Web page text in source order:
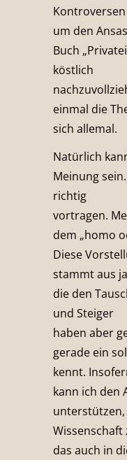
Kontroversen
um den
Buch
köstlich
einmal die
sich allemal.
Natürlich
Meinung
richtig
vortragen.
dem „homo
Diese
stammt aus
die den
und Steiger
haben aber
gerade ein
kennt.
kann ich den
unterstützen,
das auch in